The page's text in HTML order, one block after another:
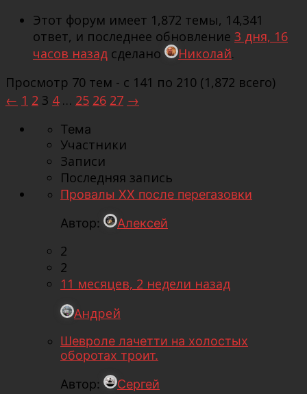
Этот форум имеет 1,872 темы, 14,341
ответ, и последнее обновление 3 дня, 16
часов назад сделано Николай.
Просмотр 70 тем - с 141 по 210 (1,872 всего)
← 1 2 3 4 … 25 26 27 →
Тема
Участники
Записи
Последняя запись
Провалы ХХ после перегазовки
Автор:
Алексей
2
2
11 месяцев, 2 недели назад
Андрей
Шевроле лачетти на холостых
оборотах троит.
Автор:
Сергей